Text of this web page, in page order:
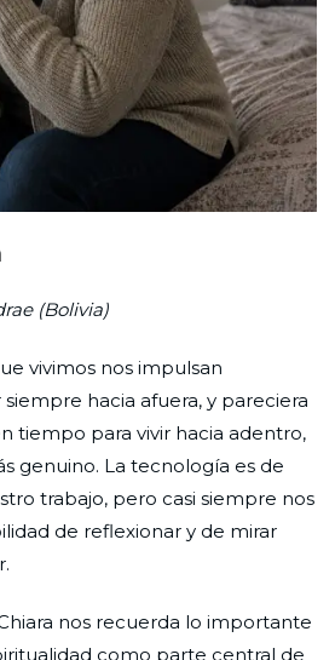
(Bolivia)
vivimos nos impulsan
hacia afuera, y pareciera
tiempo para vivir hacia adentro,
genuino. La tecnología es de
trabajo, pero casi siempre nos
de reflexionar y de mirar
nos recuerda lo importante
como parte central de